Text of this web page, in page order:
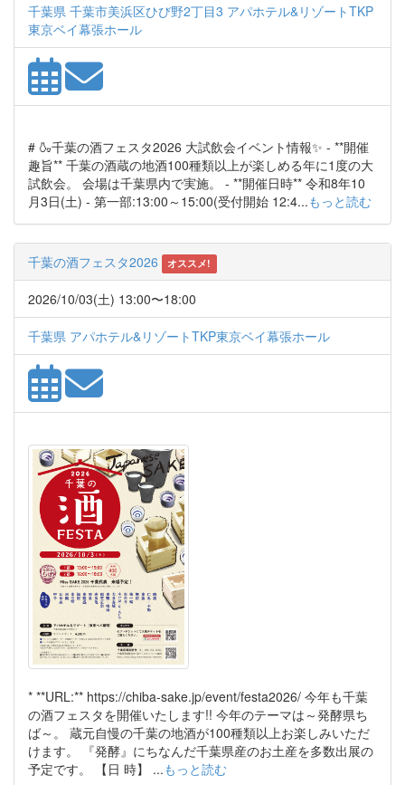
千葉県 千葉市美浜区ひび野2丁目3 アパホテル&リゾートTKP
東京ベイ幕張ホール
# 🍶千葉の酒フェスタ2026 大試飲会イベント情報✨ - **開催
趣旨** 千葉の酒蔵の地酒100種類以上が楽しめる年に1度の大
試飲会。 会場は千葉県内で実施。 - **開催日時** 令和8年10
月3日(土) - 第一部:13:00～15:00(受付開始 12:4...もっと読む
千葉の酒フェスタ2026 オススメ!
2026/10/03(土) 13:00〜18:00
千葉県 アパホテル&リゾートTKP東京ベイ幕張ホール
* **URL:** https://chiba-sake.jp/event/festa2026/ 今年も千葉
の酒フェスタを開催いたします!! 今年のテーマは～発酵県ち
ば～。 蔵元自慢の千葉の地酒が100種類以上お楽しみいただ
けます。 『発酵』にちなんだ千葉県産のお土産を多数出展の
予定です。 【日 時】 ...もっと読む